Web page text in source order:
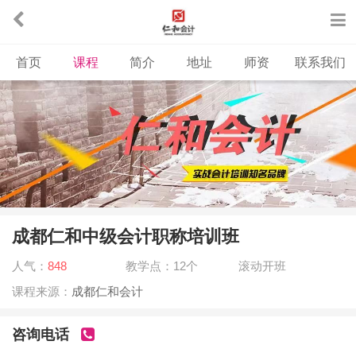
首页 课程 简介 地址 师资 联系我们
成都仁和中级会计职称培训班
人气： 848 教学点：12个
滚动开班
课程来源： 成都仁和会计
咨询电话